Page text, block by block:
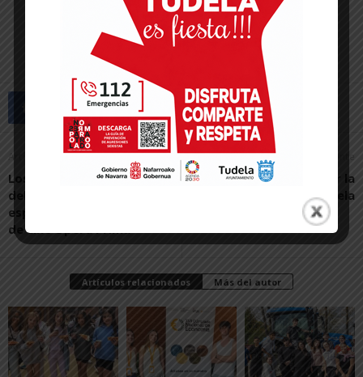
Artículo anterior
Los alumnos del IES Valle
del Ebro fieles
espectadores del festival
de cine Opera Prima
Artículo siguiente
Un mes por la
discapacidad en Tudela
Artículos relacionados Más del autor